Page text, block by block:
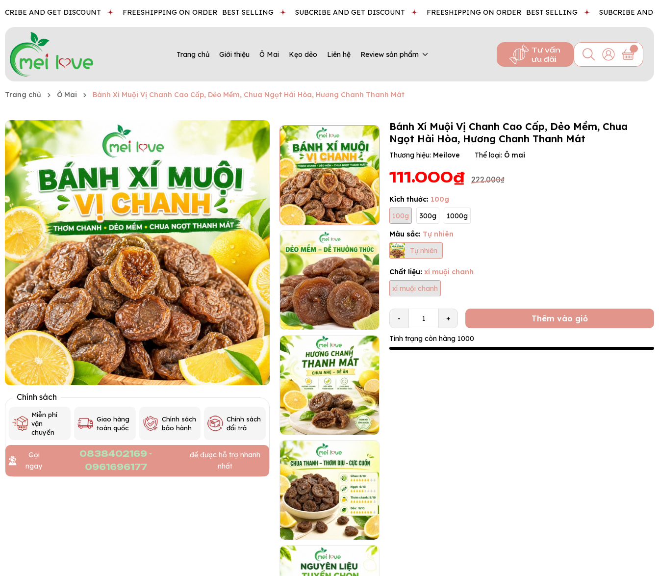
AND GET DISCOUNT FREESHIPPING ON ORDER BEST SELLING SUBCRIBE AND GET DISCOUNT FREESHIPPING ON ORDER BEST SELLING SUBCRIBE AND GET
Trang chủ Giới thiệu Ô Mai Kẹo dẻo Liên hệ Review sản phẩm
Tư vấn
ưu đãi
Trang chủ Ô Mai Bánh Xí Muội Vị Chanh Cao Cấp, Dẻo Mềm, Chua Ngọt Hài Hòa, Hương Chanh Thanh Mát
Chính sách
Miễn phí
vận
chuyển
Giao hàng
toàn quốc
Chính sách
bảo hành
Chính sách
đổi trả
Gọi
ngay
0838402169 -
0961696177
để được hỗ trợ nhanh
nhất
Bánh Xí Muội Vị Chanh Cao Cấp, Dẻo Mềm, Chua
Ngọt Hài Hòa, Hương Chanh Thanh Mát
Thương hiệu: Meilove Thể loại: Ô mai
111.000₫ 222.000₫
Kích thước: 100g
100g
300g 1000g
Màu sắc: Tự nhiên
Tự nhiên
Chất liệu: xí muội chanh
xí muội chanh
- + Thêm vào giỏ
Tình trạng còn hàng 1000